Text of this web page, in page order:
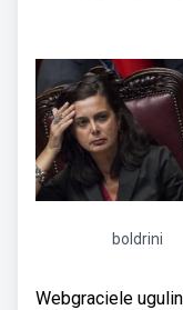
boldrini
Webgraciele